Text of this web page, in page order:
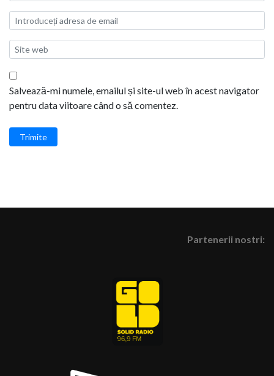
Salvează-mi numele, emailul și site-ul web în acest navigator
pentru data viitoare când o să comentez.
Trimite
Partenerii nostri: